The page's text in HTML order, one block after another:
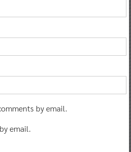
by email.
email.